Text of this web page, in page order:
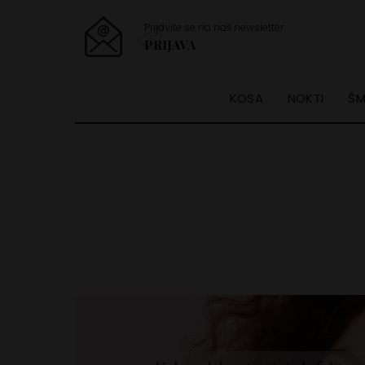
Prijavite se na naš newsletter
PRIJAVA
KOSA NOKTI